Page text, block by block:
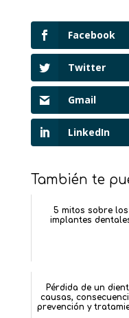
Facebook
Twitter
Gmail
LinkedIn
También te
5 mitos sobre los
implantes
Pérdida de un
causas,
prevención y